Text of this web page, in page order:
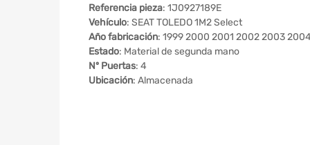
Referencia pieza: 1J0927189E
Vehículo: SEAT TOLEDO 1M2 Select
Año fabricación: 1999 2000 2001 2002 2003 2004
Estado: Material de segunda mano
Nº Puertas: 4
Ubicación: Almacenada